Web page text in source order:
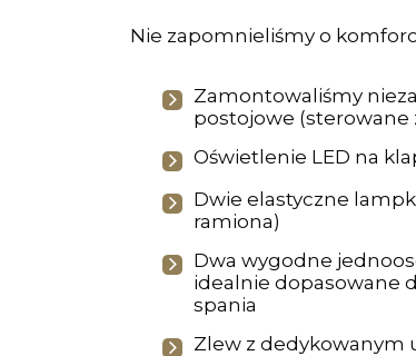
Nie zapomnieliśmy o
Zamontowaliśmy
postojowe (sterowane
Oświetlenie LED na
Dwie elastyczne
ramiona)
Dwa wygodne
idealnie dopasowane
spania
Zlew z dedykowanym